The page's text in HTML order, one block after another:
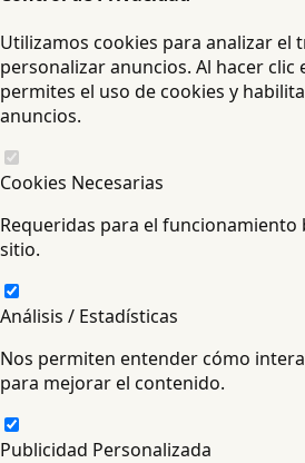
Utilizamos cookies para analizar el
personalizar anuncios. Al hacer clic
permites el uso de cookies y
anuncios.
Cookies Necesarias
Requeridas para el funcionamiento
sitio.
Análisis / Estadísticas
Nos permiten entender cómo
para mejorar el contenido.
Publicidad Personalizada